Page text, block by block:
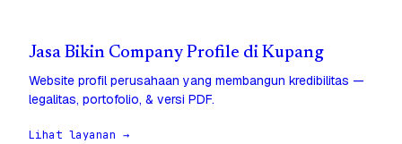
Jasa Bikin Company Profile di Kupang
Website profil perusahaan yang membangun kredibilitas —
legalitas, portofolio, & versi PDF.
Lihat layanan →